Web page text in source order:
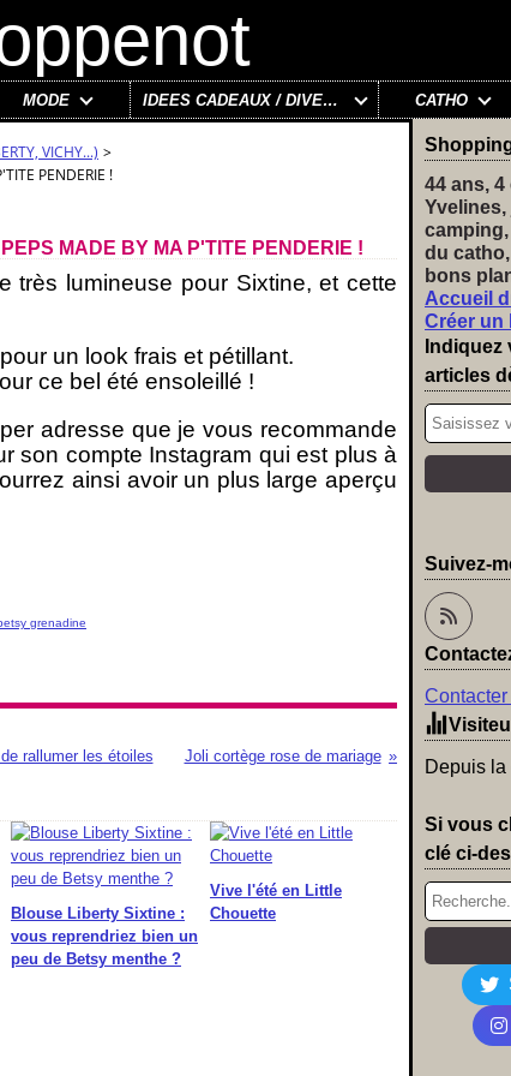
MODE IDÉES CADEAUX / DIVERS CATHO
VICHY...) >
PENDERIE !
MADE BY MA P'TITE PENDERIE !
très lumineuse pour Sixtine, et cette
un look frais et pétillant.
ce bel été ensoleillé !
adresse que je vous recommande
son compte Instagram qui est plus à
ainsi avoir un plus large aperçu
grenadine
rallumer les étoiles Joli cortège rose de mariage
Blouse Liberty Sixtine :
vous reprendriez bien un
peu de Betsy menthe ?
Vive l'été en Little
Chouette
44 ans,
du
bons
Accueil
Créer un
articles
Suivez-
Depuis la
Si vous
clé ci-